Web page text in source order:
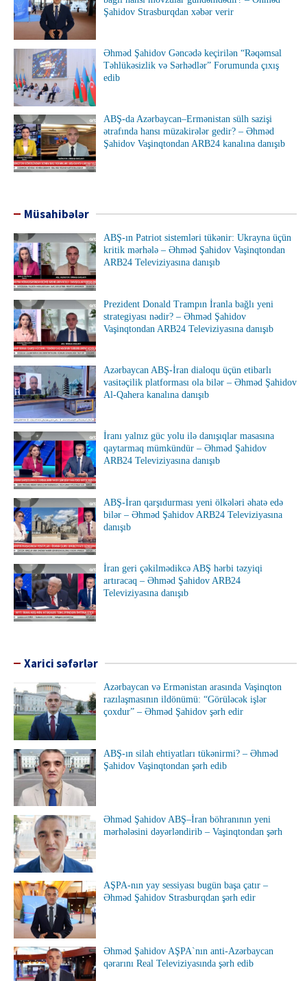
Şahidov Strasburqdan xəbər verir
Əhməd Şahidov Gəncədə keçirilən “Rəqəmsal
Təhlükəsizlik və Sərhədlər” Forumunda çıxış
edib
ABŞ-da Azərbaycan–Ermənistan sülh sazişi
ətrafında hansı müzakirələr gedir? – Əhməd
Şahidov Vaşinqtondan ARB24 kanalına danışıb
Müsahibələr
ABŞ-ın Patriot sistemləri tükənir: Ukrayna üçün
kritik mərhələ – Əhməd Şahidov Vaşinqtondan
ARB24 Televiziyasına danışıb
Prezident Donald Trampın İranla bağlı yeni
strategiyası nədir? – Əhməd Şahidov
Vaşinqtondan ARB24 Televiziyasına danışıb
Azərbaycan ABŞ-İran dialoqu üçün etibarlı
vasitəçilik platforması ola bilər – Əhməd Şahidov
Al-Qahera kanalına danışıb
İranı yalnız güc yolu ilə danışıqlar masasına
qaytarmaq mümkündür – Əhməd Şahidov
ARB24 Televiziyasına danışıb
ABŞ-İran qarşıdurması yeni ölkələri əhatə edə
bilər – Əhməd Şahidov ARB24 Televiziyasına
danışıb
İran geri çəkilmədikcə ABŞ hərbi təzyiqi
artıracaq – Əhməd Şahidov ARB24
Televiziyasına danışıb
Xarici səfərlər
Azərbaycan və Ermənistan arasında Vaşinqton
razılaşmasının ildönümü: “Görüləcək işlər
çoxdur” – Əhməd Şahidov şərh edir
ABŞ-ın silah ehtiyatları tükənirmi? – Əhməd
Şahidov Vaşinqtondan şərh edib
Əhməd Şahidov ABŞ–İran böhranının yeni
mərhələsini dəyərləndirib – Vaşinqtondan şərh
AŞPA-nın yay sessiyası bugün başa çatır –
Əhməd Şahidov Strasburqdan şərh edir
Əhməd Şahidov AŞPA`nın anti-Azərbaycan
qərarını Real Televiziyasında şərh edib